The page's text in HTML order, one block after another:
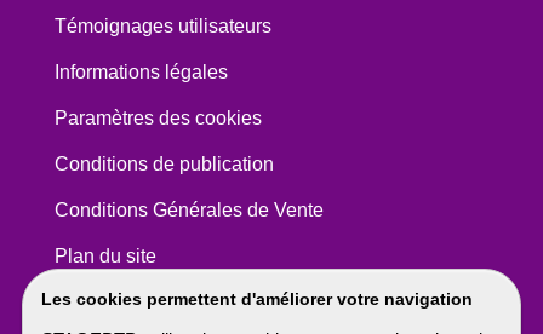
Les cookies permettent d'améliorer votre navigation
Témoignages utilisateurs
Informations légales
Paramètres des cookies
Conditions de publication
Conditions Générales de Vente
Plan du site